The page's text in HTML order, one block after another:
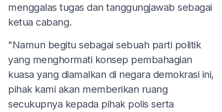
menggalas tugas dan tanggungjawab sebagai
ketua cabang.
"Namun begitu sebagai sebuah parti politik
yang menghormati konsep pembahagian
kuasa yang diamalkan di negara demokrasi ini,
pihak kami akan memberikan ruang
secukupnya kepada pihak polis serta